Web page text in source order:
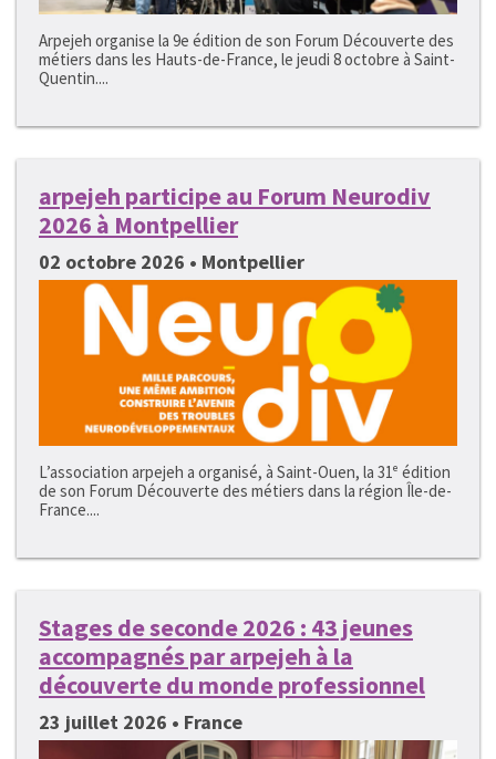
Arpejeh organise la 9e édition de son Forum Découverte des
métiers dans les Hauts-de-France, le jeudi 8 octobre à Saint-
Quentin....
arpejeh participe au Forum Neurodiv
2026 à Montpellier
02 octobre 2026 • Montpellier
L’association arpejeh a organisé, à Saint-Ouen, la 31ᵉ édition
de son Forum Découverte des métiers dans la région Île-de-
France....
Stages de seconde 2026 : 43 jeunes
accompagnés par arpejeh à la
découverte du monde professionnel
23 juillet 2026 • France